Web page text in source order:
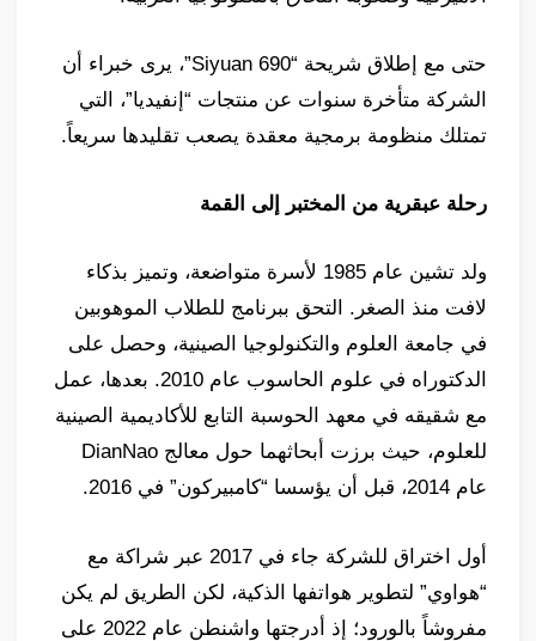
حتى مع إطلاق شريحة “Siyuan 690”، يرى خبراء أن
الشركة متأخرة سنوات عن منتجات “إنفيديا”، التي
تمتلك منظومة برمجية معقدة يصعب تقليدها سريعاً.
رحلة عبقرية من المختبر إلى القمة
ولد تشين عام 1985 لأسرة متواضعة، وتميز بذكاء
لافت منذ الصغر. التحق ببرنامج للطلاب الموهوبين
في جامعة العلوم والتكنولوجيا الصينية، وحصل على
الدكتوراه في علوم الحاسوب عام 2010. بعدها، عمل
مع شقيقه في معهد الحوسبة التابع للأكاديمية الصينية
للعلوم، حيث برزت أبحاثهما حول معالج DianNao
عام 2014، قبل أن يؤسسا “كامبيركون” في 2016.
أول اختراق للشركة جاء في 2017 عبر شراكة مع
“هواوي” لتطوير هواتفها الذكية، لكن الطريق لم يكن
مفروشاً بالورود؛ إذ أدرجتها واشنطن عام 2022 على